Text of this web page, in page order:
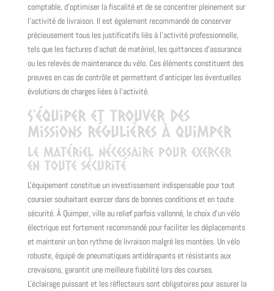
comptable, d'optimiser la fiscalité et de se concentrer pleinement sur
l'activité de livraison. Il est également recommandé de conserver
précieusement tous les justificatifs liés à l'activité professionnelle,
tels que les factures d'achat de matériel, les quittances d'assurance
ou les relevés de maintenance du vélo. Ces éléments constituent des
preuves en cas de contrôle et permettent d'anticiper les éventuelles
évolutions de charges liées à l'activité.
S'équiper et trouver des
missions régulières à Quimper
Le matériel nécessaire pour exercer
en toute sécurité
L'équipement constitue un investissement indispensable pour tout
coursier souhaitant exercer dans de bonnes conditions et en toute
sécurité. À Quimper, ville au relief parfois vallonné, le choix d'un vélo
électrique est fortement recommandé pour faciliter les déplacements
et maintenir un bon rythme de livraison malgré les montées. Un vélo
robuste, équipé de pneumatiques antidérapants et résistants aux
crevaisons, garantit une meilleure fiabilité lors des courses.
L'éclairage puissant et les réflecteurs sont obligatoires pour assurer la